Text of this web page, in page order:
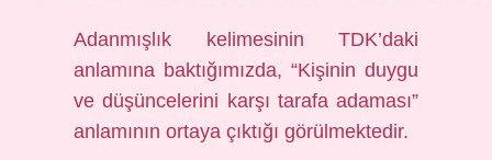
Adanmışlık kelimesinin TDK’daki
anlamına baktığımızda, “Kişinin duygu
ve düşüncelerini karşı tarafa adaması”
anlamının ortaya çıktığı görülmektedir.